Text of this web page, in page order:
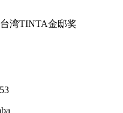
湾TINTA金邸奖